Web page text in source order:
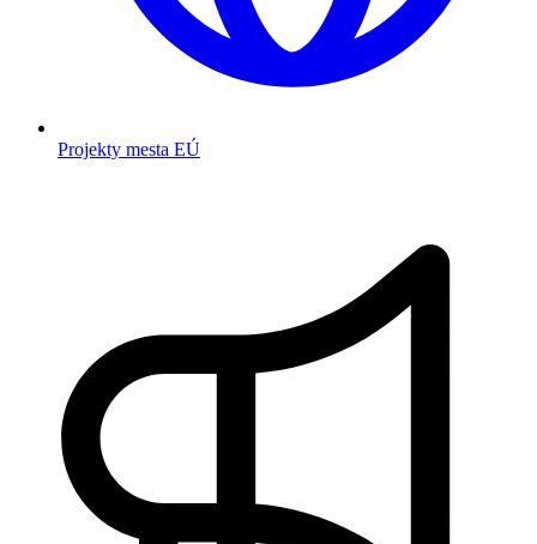
Projekty mesta EÚ